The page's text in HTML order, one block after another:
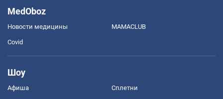
MedOboz
Новости медицины MAMACLUB
Covid
Шоу
Афиша Сплетни